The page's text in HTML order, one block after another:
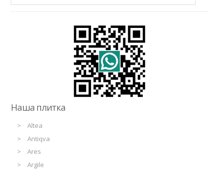
Наша плитка
Altea
Antiqva
Ares
Argile